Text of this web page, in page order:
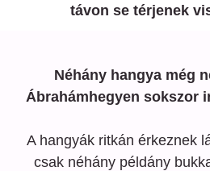
távon se térjenek
Néhány hangya még
Ábrahámhegyen sokszor
A hangyák ritkán érkeznek
csak néhány példány